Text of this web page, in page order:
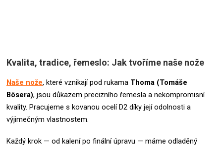
Kvalita, tradice, řemeslo: Jak tvoříme naše nože
Naše nože, které vznikají pod rukama Thoma (Tomáše
Bösera), jsou důkazem precizního řemesla a nekompromisní
kvality. Pracujeme s kovanou ocelí D2 díky její odolnosti a
výjimečným vlastnostem.
Každý krok — od kalení po finální úpravu — máme odladěný